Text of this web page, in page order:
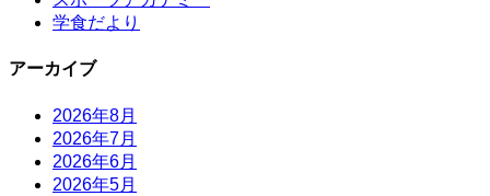
学食だより
アーカイブ
2026年8月
2026年7月
2026年6月
2026年5月